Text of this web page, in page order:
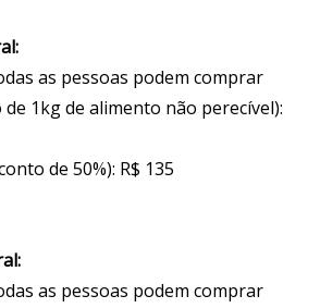
as pessoas podem comprar
1kg de alimento não perecível):
de 50%): R$ 135
as pessoas podem comprar